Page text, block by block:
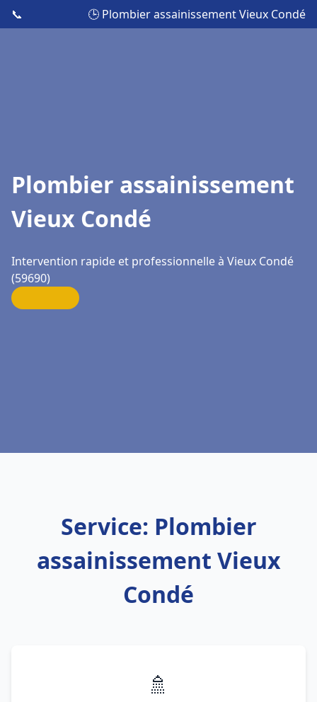
📞 🕒 Plombier assainissement Vieux Condé
Plombier assainissement
Vieux Condé
Intervention rapide et professionnelle à Vieux Condé
(59690)
Service: Plombier
assainissement Vieux
Condé
🚿